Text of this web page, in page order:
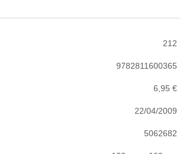
212
9782811600365
6,95 €
22/04/2009
5062682